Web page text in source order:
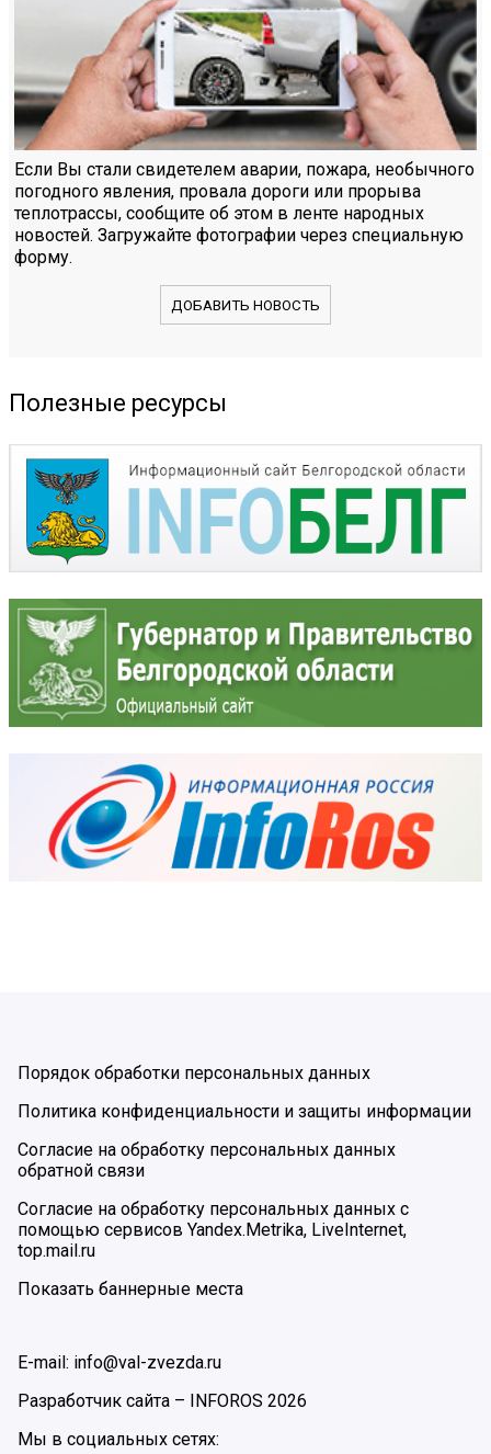
Если Вы стали свидетелем аварии, пожара, необычного
погодного явления, провала дороги или прорыва
теплотрассы, сообщите об этом в ленте народных
новостей. Загружайте фотографии через специальную
форму.
ДОБАВИТЬ НОВОСТЬ
Полезные ресурсы
Порядок обработки персональных данных
Политика конфиденциальности и защиты информации
Согласие на обработку персональных данных
обратной связи
Согласие на обработку персональных данных с
помощью сервисов Yandex.Metrika, LiveInternet,
top.mail.ru
Показать баннерные места
E-mail: info@val-zvezda.ru
Разработчик сайта –
INFOROS 2026
Мы в социальных сетях: